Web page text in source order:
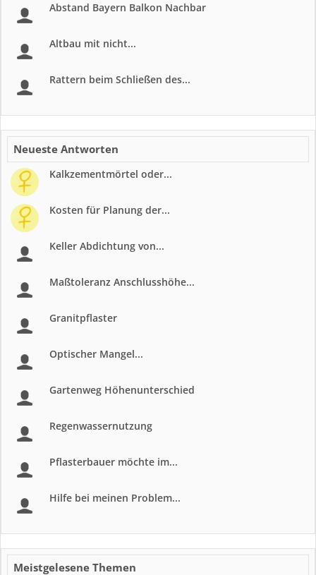
Abstand Bayern Balkon Nachbar
Altbau mit nicht...
Rattern beim Schließen des...
Neueste Antworten
Kalkzementmörtel oder...
Kosten für Planung der...
Keller Abdichtung von...
Maßtoleranz Anschlusshöhe...
Granitpflaster
Optischer Mangel...
Gartenweg Höhenunterschied
Regenwassernutzung
Pflasterbauer möchte im...
Hilfe bei meinen Problem...
Meistgelesene Themen